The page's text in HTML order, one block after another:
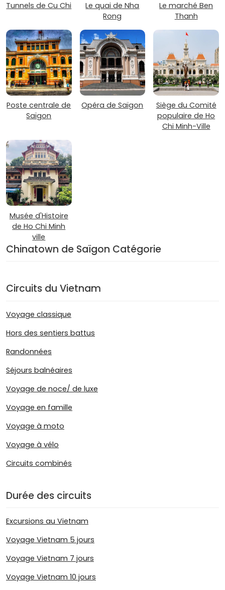
Tunnels de Cu Chi
Le quai de Nha
Rong
Le marché Ben
Thanh
Poste centrale de
Saïgon
Opéra de Saïgon
Siège du Comité
populaire de Ho
Chi Minh-Ville
Musée d'Histoire
de Ho Chi Minh
ville
Chinatown de Saïgon Catégorie
Circuits du Vietnam
Voyage classique
Hors des sentiers battus
Randonnées
Séjours balnéaires
Voyage de noce/ de luxe
Voyage en famille
Voyage à moto
Voyage à vélo
Circuits combinés
Durée des circuits
Excursions au Vietnam
Voyage Vietnam 5 jours
Voyage Vietnam 7 jours
Voyage Vietnam 10 jours